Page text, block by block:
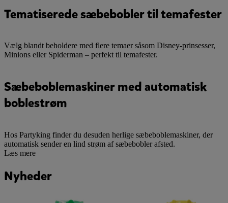
Tematiserede sæbebobler til temafester
Vælg blandt beholdere med flere temaer såsom Disney-prinsesser,
Minions eller Spiderman – perfekt til temafester.
Sæbeboblemaskiner med automatisk
boblestrøm
Hos Partyking finder du desuden herlige sæbeboblemaskiner, der
automatisk sender en lind strøm af sæbebobler afsted.
Læs mere
Nyheder